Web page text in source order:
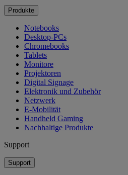
Produkte
Notebooks
Desktop-PCs
Chromebooks
Tablets
Monitore
Projektoren
Digital Signage
Elektronik und Zubehör
Netzwerk
E-Mobilität
Handheld Gaming
Nachhaltige Produkte
Support
Support